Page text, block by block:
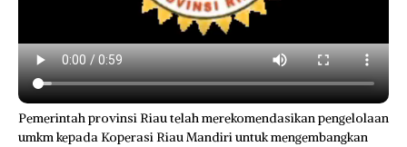
Pemerintah provinsi Riau telah merekomendasikan pengelolaan
umkm kepada Koperasi Riau Mandiri untuk mengembangkan